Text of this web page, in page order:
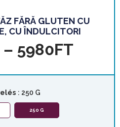
FĂRĂ GLUTEN CU
CU ÎNDULCITORI
– 5980FT
: 250 G
250 G